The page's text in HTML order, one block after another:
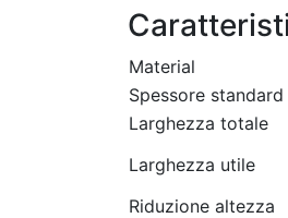
Material
Spessore standard
Larghezza totale
Larghezza utile
Riduzione altezza